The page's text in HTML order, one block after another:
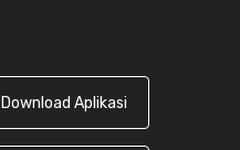
Download Aplikasi